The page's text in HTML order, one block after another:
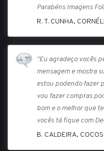
Parabéns Imagens
R. T. CUNHA,
"Eu agradeço vocês
mensagem e mostra
estou podendo fazer
vou fazer compras
bom e o melhor que
vocês tá fique com
B. CALDEIRA,